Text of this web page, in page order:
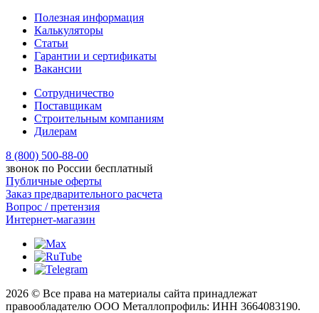
Полезная информация
Калькуляторы
Статьи
Гарантии и сертификаты
Вакансии
Сотрудничество
Поставщикам
Строительным компаниям
Дилерам
8 (800) 500-88-00
звонок по России бесплатный
Публичные оферты
Заказ предварительного расчета
Вопрос / претензия
Интернет-магазин
2026 © Все права на материалы сайта принадлежат
правообладателю ООО Металлопрофиль: ИНН 3664083190.